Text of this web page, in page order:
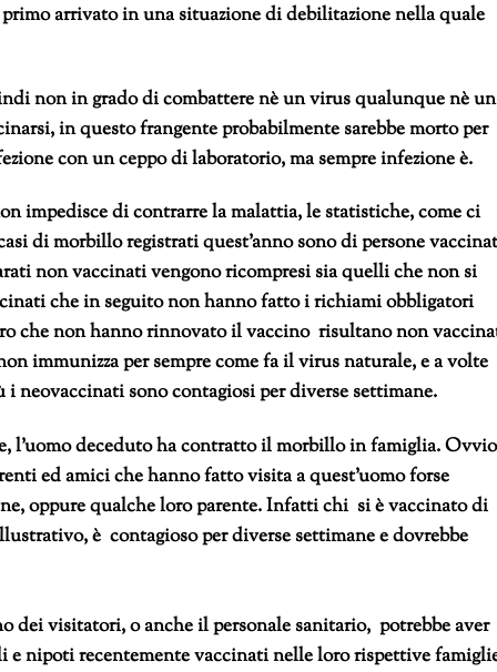
arrivato in una situazione di debilitazione nella quale
non in grado di combattere nè un virus qualunque nè un
in questo frangente probabilmente sarebbe morto per
con un ceppo di laboratorio, ma sempre infezione è.
impedisce di contrarre la malattia, le statistiche, come ci
di morbillo registrati quest’anno sono di persone
non vaccinati vengono ricompresi sia quelli che non si
che in seguito non hanno fatto i richiami obbligatori
che non hanno rinnovato il vaccino risultano non
immunizza per sempre come fa il virus naturale, e a volte
neovaccinati sono contagiosi per diverse settimane.
l’uomo deceduto ha contratto il morbillo in famiglia. Ovvio
ed amici che hanno fatto visita a quest’uomo forse
oppure qualche loro parente. Infatti chi si è vaccinato di
è contagioso per diverse settimane e dovrebbe
visitatori, o anche il personale sanitario, potrebbe aver
nipoti recentemente vaccinati nelle loro rispettive